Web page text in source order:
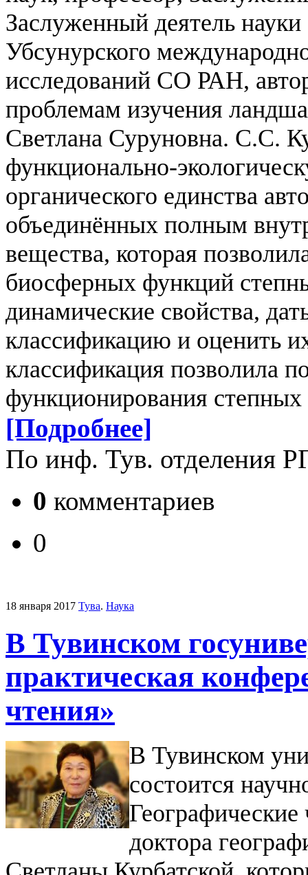
Заслуженный деятель
Убсунурского
исследований СО РАН,
проблемам изучения
Светлана Суруновна. С.С.
функционально-
органического единства
объединённых полным
вещества, которая
биосферных функций
динамические свойства,
классификацию и оценить
классификация позволила
функционирования
[Подробнее]
По инф. Тув. отделения
0 комментариев
0
18 января 2017 Тува. Наука
В Тувинском
практическая
чтения»
В Тувинском
состоится
доктора